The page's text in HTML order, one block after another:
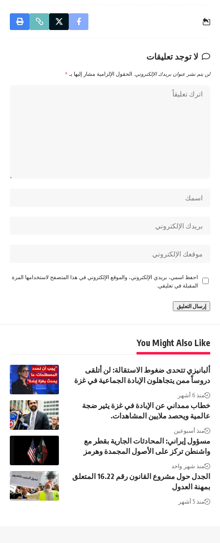
لا توجد تعليقات
لن يتم نشر عنوان بريدك الإلكتروني. الحقول الإلزامية مشار إليها بـ *
احفظ اسمي، بريدي الإلكتروني، والموقع الإلكتروني في هذا المتصفح لاستخدامها المرة
المقبلة في تعليقي.
You Might Also Like
ألبانيزي تتحدى ضغوط الاستقالة: لن أتلقى
دروساً ممن يتجاهلون الإبادة الجماعية في غزة
منذ 6 أشهر
خطاب ممداني عن الإبادة في غزة يثير ضجة
عالمية ويحصد ملايين المشاهدات.
منذ أسبوعين
مسؤول إيراني: المحادثات الجارية بقطر مع
واشنطن تركز على الأصول المجمدة وهرمز
منذ شهر واحد
الجدل حول مشروع القانون رقم 16.22 المتعلق
بمهنة العدول
منذ 5 أشهر